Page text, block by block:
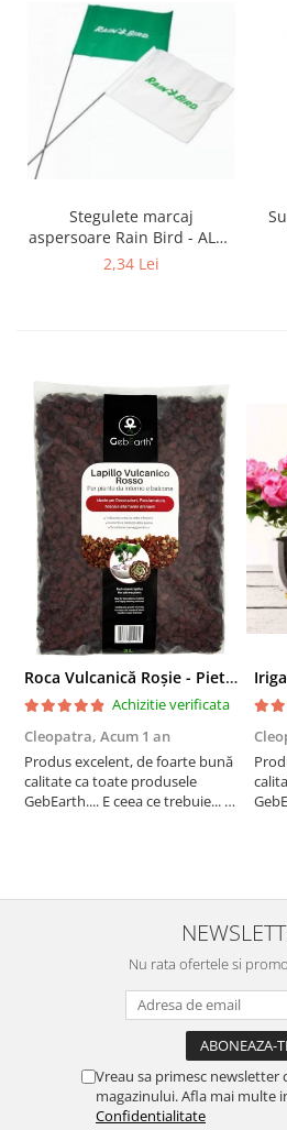
Stegulete marcaj
aspersoare Rain Bird - ALB -
Verde - RainBird
2,34 Lei
Roca Vulcanică Roșie - Pietriș pentru Drenaj, Aerare si Decorativ
Achizitie verificata
Cleopatra, Acum 1 an
Produs excelent, de foarte bună
calitate ca toate produsele
GebEarth.... E ceea ce trebuie... În
am primit și cadou bomboan...
Nu rata ofertele si
Vreau sa primesc newsletter
magazinului. Afla mai multe
Confidentialitate